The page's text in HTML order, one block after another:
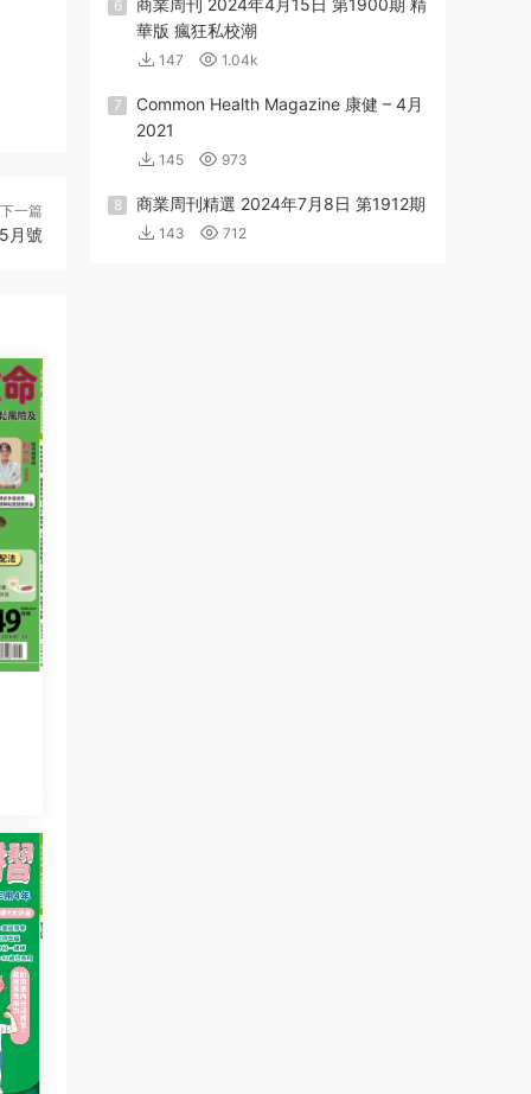
下一篇
月號
6
商業周刊 2024年4月15日 第1900期 精
華版 瘋狂私校潮
147 1.04k
7
Common Health Magazine 康健 – 4月
2021
145 973
8 商業周刊精選 2024年7月8日 第1912期
143 712